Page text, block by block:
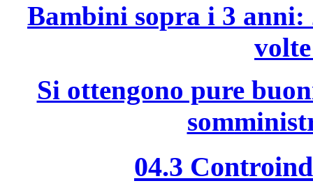
Bambini sopra i 3 anni:
Si ottengono pure
04.3